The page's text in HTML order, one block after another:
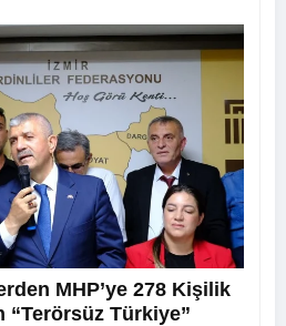
MHP’ye 278 Kişilik
“Terörsüz Türkiye”